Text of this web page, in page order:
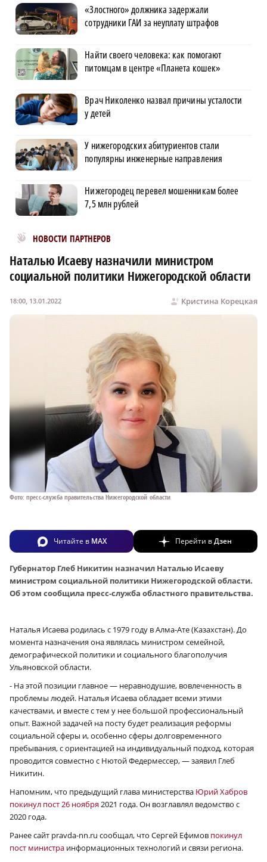
«Злостного» должника задержали
сотрудники ГАИ за неуплату штрафов
Найти своего человека: как помогают
питомцам в центре «Планета кошек»
Врач Николенко назвал причины усталости
у детей
У нижегородских абитуриентов стали
популярны инженерные направления
Нижегородец перевел мошенникам более
7,5 млн рублей
НОВОСТИ ПАРТНЕРОВ
Новости МирТесен
Наталью Исаеву назначили министром
социальной политики Нижегородской области
Кристина Корецкая
18:00, 13.01.2022
Фото: пресс-служба правительства Нижегородской области
Читайте в MAX Перейти вДзен
Губернатор Глеб Никитин назначил Наталью Исаеву
министром социальной политики Нижегородской области.
Об этом сообщила пресс-служба областного правительства.
Наталья Исаева родилась с 1979 году в Алма-Ате (Казахстан). До
момента назначения она являлась министром семейной,
демографической политики и социального благополучия
Ульяновской области.
- На этой позиции главное — неравнодушие, вовлеченность в
проблемы людей. Наталья Исаева обладает всеми этими
качествами, и вместе с тем у нее большой профессиональный
опыт. Важной задачей на посту будет реализация реформы
социальной сферы и, особенно сферы долговременного
пребывания, с ориентацией на индивидуальный подход, которая
проводится совместно с Нютой Федермессер, — заявил Глеб
Никитин.
Напомним, что предыдущий глава министерства Юрий Хабров
покинул пост 26 ноября2021 года. Он возглавлял ведомство с
2020 года.
Ранее сайт pravda-nn.ru сообщал, что Сергей Ефимов покинул
пост министра информационных технологий и связи региона.